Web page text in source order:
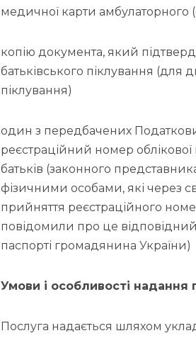
медичної карти амбулаторного
копію документа, який
батьківського піклування (для
піклування)
один з передбачених
реєстраційний номер облікової
батьків (законного
фізичними особами, які через
прийняття реєстраційного
повідомили про це
паспорті громадянина України)
Умови і особливості надання
Послуга надається шляхом